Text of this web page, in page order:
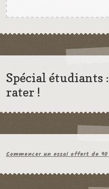
Spécial étudiants
rater !
Commencer un essai offert de